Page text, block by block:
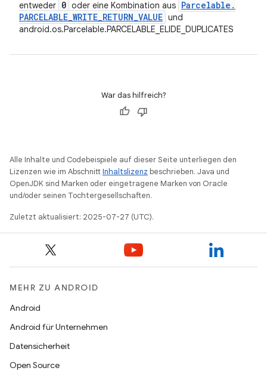
entweder 0 oder eine Kombination aus Parcelable .
PARCELABLE_WRITE_RETURN_VALUE und
android.os.Parcelable.PARCELABLE_ELIDE_DUPLICATES
War das hilfreich?
Alle Inhalte und Codebeispiele auf dieser Seite unterliegen den
Lizenzen wie im AbschnittInhaltslizenz beschrieben. Java und
OpenJDK sind Marken oder eingetragene Marken von Oracle
und/oder seinen Tochtergesellschaften.
Zuletzt aktualisiert: 2025-07-27 (UTC).
MEHR ZU ANDROID
Android
Android für Unternehmen
Datensicherheit
Open Source